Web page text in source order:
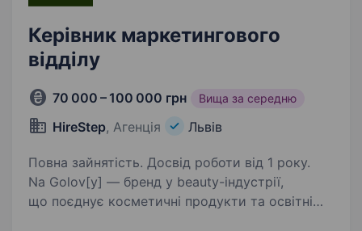
Керівник маркетингового
відділу
70 000 – 100 000 грн Вища за середню
HireStep, Агенція Львів
Повна зайнятість. Досвід роботи від 1 року.
Na Golov[y] — бренд у beauty-індустрії,
що поєднує косметичні продукти та освітні